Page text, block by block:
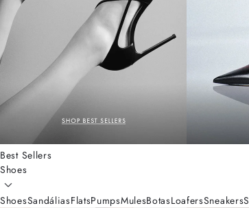
Best Sellers
Shoes
ShoesSandáliasFlatsPumpsMulesBotasLoafersSneakers